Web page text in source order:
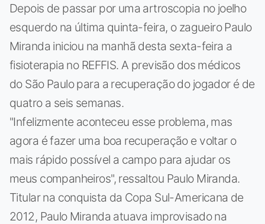
Depois de passar por uma artroscopia no joelho
esquerdo na última quinta-feira, o zagueiro Paulo
Miranda iniciou na manhã desta sexta-feira a
fisioterapia no REFFIS. A previsão dos médicos
do São Paulo para a recuperação do jogador é de
quatro a seis semanas.
"Infelizmente aconteceu esse problema, mas
agora é fazer uma boa recuperação e voltar o
mais rápido possível a campo para ajudar os
meus companheiros", ressaltou Paulo Miranda.
Titular na conquista da Copa Sul-Americana de
2012, Paulo Miranda atuava improvisado na